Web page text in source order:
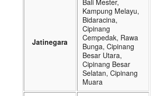
Jatinegara
Bali Mester,
Kampung Melayu,
Bidaracina,
Cipinang
Cempedak, Rawa
Bunga, Cipinang
Besar Utara,
Cipinang Besar
Selatan, Cipinang
Muara